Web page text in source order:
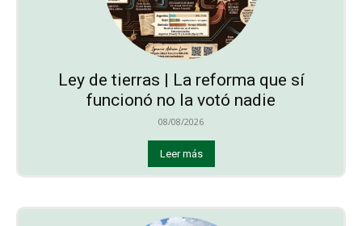
Ley de tierras | La reforma que sí
funcionó no la votó nadie
08/08/2026
Leer más